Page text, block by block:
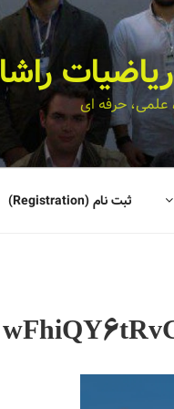
راشا
علمی، حرفه ای
ثبت نام (Registration)